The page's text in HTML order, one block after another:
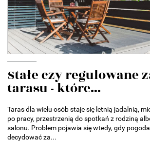
Stałe czy regulowane
tarasu - które...
Taras dla wielu osób staje się letnią jadalnią,
po pracy, przestrzenią do spotkań z rodziną
salonu. Problem pojawia się wtedy, gdy
decydować za...